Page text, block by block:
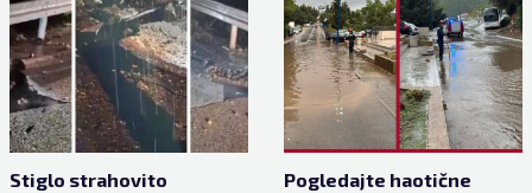
Stiglo strahovito
Pogledajte haotične